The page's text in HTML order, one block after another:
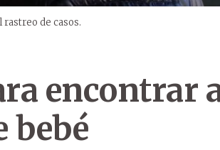
rastreo de casos.
encontrar
bebé